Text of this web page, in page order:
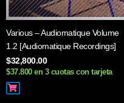
Various – Audiomatique Volume
1.2 [Audiomatique Recordings]
$32,800.00
$37.800 en 3 cuotas con tarjeta